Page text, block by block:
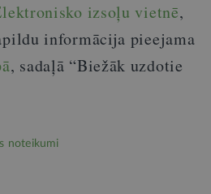
izsoļu vietnē,
informācija pieejama
, sadaļā “Biežāk uzdotie
noteikumi